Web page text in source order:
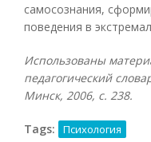
самосознания,
поведения в
Использованы
педагогический
Минск, 2006, с. 238.
Tags: Психология